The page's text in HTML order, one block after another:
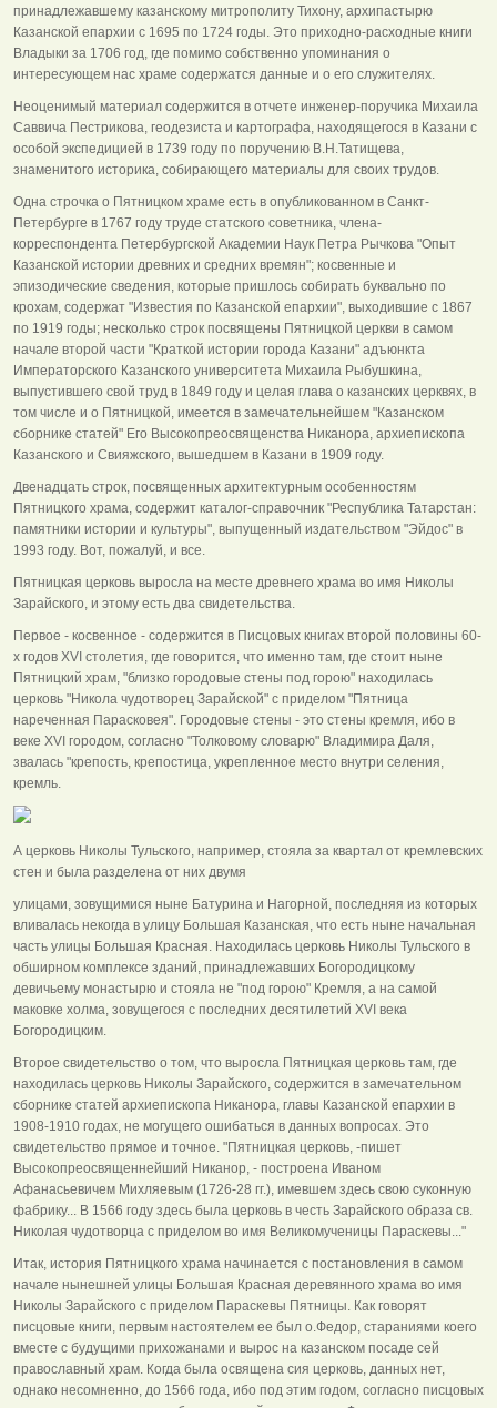
принадлежавшему казанскому митрополиту Тихону, архипастырю
Казанской епархии с 1695 по 1724 годы. Это приходно-расходные книги
Владыки за 1706 год, где помимо собственно упоминания о
интересующем нас храме содержатся данные и о его служителях.
Неоценимый материал содержится в отчете инженер-поручика Михаила
Саввича Пестрикова, геодезиста и картографа, находящегося в Казани с
особой экспедицией в 1739 году по поручению В.Н.Татищева,
знаменитого историка, собирающего материалы для своих трудов.
Одна строчка о Пятницком храме есть в опубликованном в Санкт-
Петербурге в 1767 году труде статского советника, члена-
корреспондента Петербургской Академии Наук Петра Рычкова "Опыт
Казанской истории древних и средних времян"; косвенные и
эпизодические сведения, которые пришлось собирать буквально по
крохам, содержат "Известия по Казанской епархии", выходившие с 1867
по 1919 годы; несколько строк посвящены Пятницкой церкви в самом
начале второй части "Краткой истории города Казани" адъюнкта
Императорского Казанского университета Михаила Рыбушкина,
выпустившего свой труд в 1849 году и целая глава о казанских церквях, в
том числе и о Пятницкой, имеется в замечательнейшем "Казанском
сборнике статей" Его Высокопреосвященства Никанора, архиепископа
Казанского и Свияжского, вышедшем в Казани в 1909 году.
Двенадцать строк, посвященных архитектурным особенностям
Пятницкого храма, содержит каталог-справочник "Республика Татарстан:
памятники истории и культуры", выпущенный издательством "Эйдос" в
1993 году. Вот, пожалуй, и все.
Пятницкая церковь выросла на месте древнего храма во имя Николы
Зарайского, и этому есть два свидетельства.
Первое - косвенное - содержится в Писцовых книгах второй половины 60-
х годов XVI столетия, где говорится, что именно там, где стоит ныне
Пятницкий храм, "близко городовые стены под горою" находилась
церковь "Никола чудотворец Зарайской" с приделом "Пятница
нареченная Парасковея". Городовые стены - это стены кремля, ибо в
веке XVI городом, согласно "Толковому словарю" Владимира Даля,
звалась "крепость, крепостица, укрепленное место внутри селения,
кремль.
А церковь Николы Тульского, например, стояла за квартал от кремлевских
стен и была разделена от них двумя
улицами, зовущимися ныне Батурина и Нагорной, последняя из которых
вливалась некогда в улицу Большая Казанская, что есть ныне начальная
часть улицы Большая Красная. Находилась церковь Николы Тульского в
обширном комплексе зданий, принадлежавших Богородицкому
девичьему монастырю и стояла не "под горою" Кремля, а на самой
маковке холма, зовущегося с последних десятилетий XVI века
Богородицким.
Второе свидетельство о том, что выросла Пятницкая церковь там, где
находилась церковь Николы Зарайского, содержится в замечательном
сборнике статей архиепископа Никанора, главы Казанской епархии в
1908-1910 годах, не могущего ошибаться в данных вопросах. Это
свидетельство прямое и точное. "Пятницкая церковь, -пишет
Высокопреосвященнейший Никанор, - построена Иваном
Афанасьевичем Михляевым (1726-28 гг.), имевшем здесь свою суконную
фабрику... В 1566 году здесь была церковь в честь Зарайского образа св.
Николая чудотворца с приделом во имя Великомученицы Параскевы..."
Итак, история Пятницкого храма начинается с постановления в самом
начале нынешней улицы Большая Красная деревянного храма во имя
Николы Зарайского с приделом Параскевы Пятницы. Как говорят
писцовые книги, первым настоятелем ее был о.Федор, стараниями коего
вместе с будущими прихожанами и вырос на казанском посаде сей
православный храм. Когда была освящена сия церковь, данных нет,
однако несомненно, до 1566 года, ибо под этим годом, согласно писцовых